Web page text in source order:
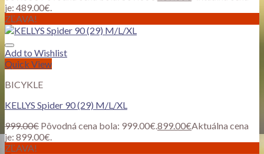
je: 489.00€.
ZĽAVA!
Add to Wishlist
Quick View
BICYKLE
KELLYS Spider 90 (29) M/L/XL
999.00€ Pôvodná cena bola: 999.00€. 899.00€Aktuálna cena
je: 899.00€.
ZĽAVA!